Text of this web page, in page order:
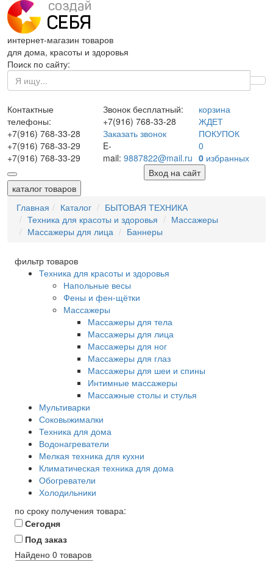
интернет-магазин товаров
для дома, красоты и здоровья
Поиск по сайту:
Контактные
телефоны:
+7(916) 768-33-28
+7(916) 768-33-29
+7(916) 768-33-29
Звонок бесплатный:
+7(916) 768-33-28
Заказать звонок
E-
mail: 9887822@mail.ru
корзина
ЖДЕТ
ПОКУПОК
0
0избранных
Вход на сайт
каталог товаров
Главная
Каталог
БЫТОВАЯ ТЕХНИКА
Техника для красоты и здоровья
Массажеры
Массажеры для лица
Баннеры
фильтр товаров
Техника для красоты и здоровья
Напольные весы
Фены и фен-щётки
Массажеры
Массажеры для тела
Массажеры для лица
Массажеры для ног
Массажеры для глаз
Массажеры для шеи и спины
Интимные массажеры
Массажные столы и стулья
Мультиварки
Соковыжималки
Техника для дома
Водонагреватели
Мелкая техника для кухни
Климатическая техника для дома
Обогреватели
Холодильники
по сроку получения товара:
Сегодня
Под заказ
Найдено 0 товаров